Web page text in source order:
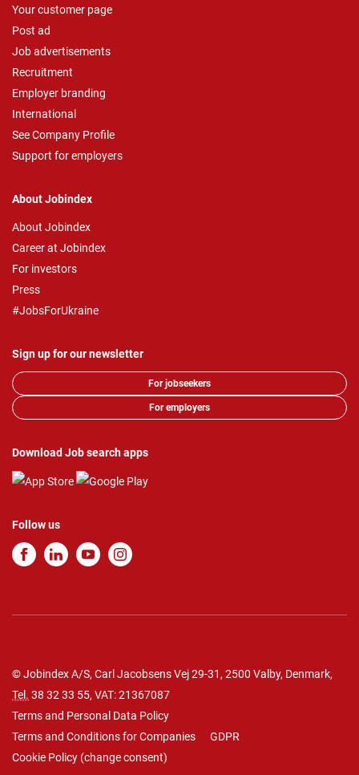
Your customer page
Post ad
Job advertisements
Recruitment
Employer branding
International
See Company Profile
Support for employers
About Jobindex
About Jobindex
Career at Jobindex
For investors
Press
#JobsForUkraine
Sign up for our newsletter
For jobseekers
For employers
Download Job search apps
Follow us
© Jobindex A/S, Carl Jacobsens Vej 29-31, 2500 Valby, Denmark,
Tel. 38 32 33 55, VAT: 21367087
Terms and Personal Data Policy
Terms and Conditions for Companies
GDPR
Cookie Policy (change consent)